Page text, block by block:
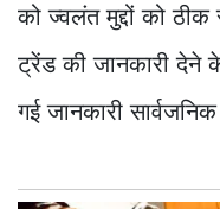
को ज्वलंत मुद्दों को
ट्रेंड की जानकारी देने
गई जानकारी